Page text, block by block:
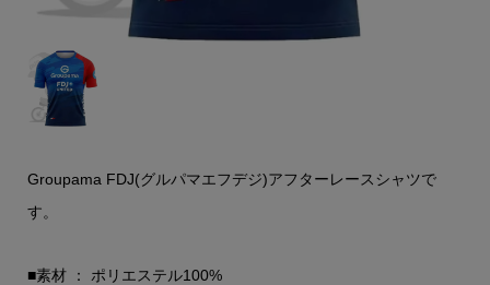
Groupama FDJ(グルパマエフデジ)アフターレースシャツで
す。
■素材 ： ポリエステル100%